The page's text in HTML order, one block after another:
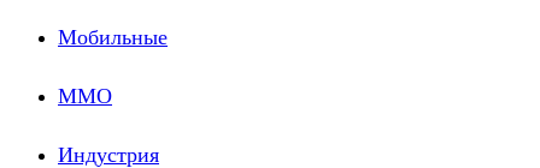
Мобильные
ММО
Индустрия